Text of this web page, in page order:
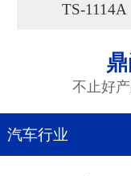
TS-1114A
不止好
汽车行业